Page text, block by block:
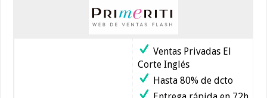
Ventas Privadas El
Corte Inglés
Hasta 80% de dcto